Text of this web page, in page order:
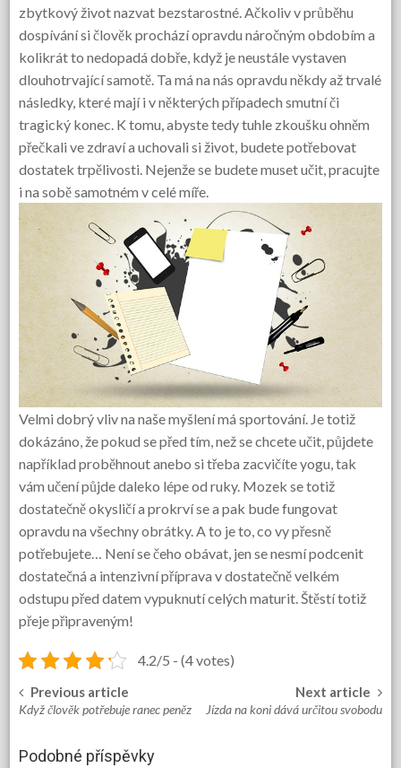
zbytkový život nazvat bezstarostné. Ačkoliv v průběhu
dospívání si člověk prochází opravdu náročným obdobím a
kolikrát to nedopadá dobře, když je neustále vystaven
dlouhotrvající samotě. Ta má na nás opravdu někdy až trvalé
následky, které mají i v některých případech smutní či
tragický konec. K tomu, abyste tedy tuhle zkoušku ohněm
přečkali ve zdraví a uchovali si život, budete potřebovat
dostatek trpělivosti. Nejenže se budete muset učit, pracujte
i na sobě samotném v celé míře.
Velmi dobrý vliv na naše myšlení má sportování. Je totiž
dokázáno, že pokud se před tím, než se chcete učit, půjdete
například proběhnout anebo si třeba zacvičíte yogu, tak
vám učení půjde daleko lépe od ruky. Mozek se totiž
dostatečně okysličí a prokrví se a pak bude fungovat
opravdu na všechny obrátky. A to je to, co vy přesně
potřebujete… Není se čeho obávat, jen se nesmí podcenit
dostatečná a intenzivní příprava v dostatečně velkém
odstupu před datem vypuknutí celých maturit. Štěstí totiž
přeje připraveným!
4.2/5 - (4 votes)
Post
Previous article
Když člověk potřebuje ranec peněz
Next article
Jízda na koni dává určitou svobodu
Podobné příspěvky